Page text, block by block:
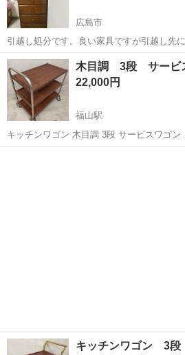
広島市
引越し処分です。良い家具ですが引越し先
します。母親の家の家具です。写真のとお
少のキズはあるかもしれませんが大きな傷
105㎝（幅約42㎝ 奥行約42㎝）で...
広島 広島市 その他 引き
木目調 3段 サービ
22,000円
福山駅
キッチンワゴン 3段